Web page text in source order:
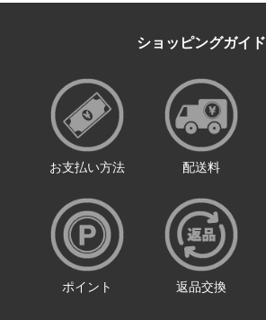
ショッピングガイド
お支払い方法 配送料
ポイント 返品交換